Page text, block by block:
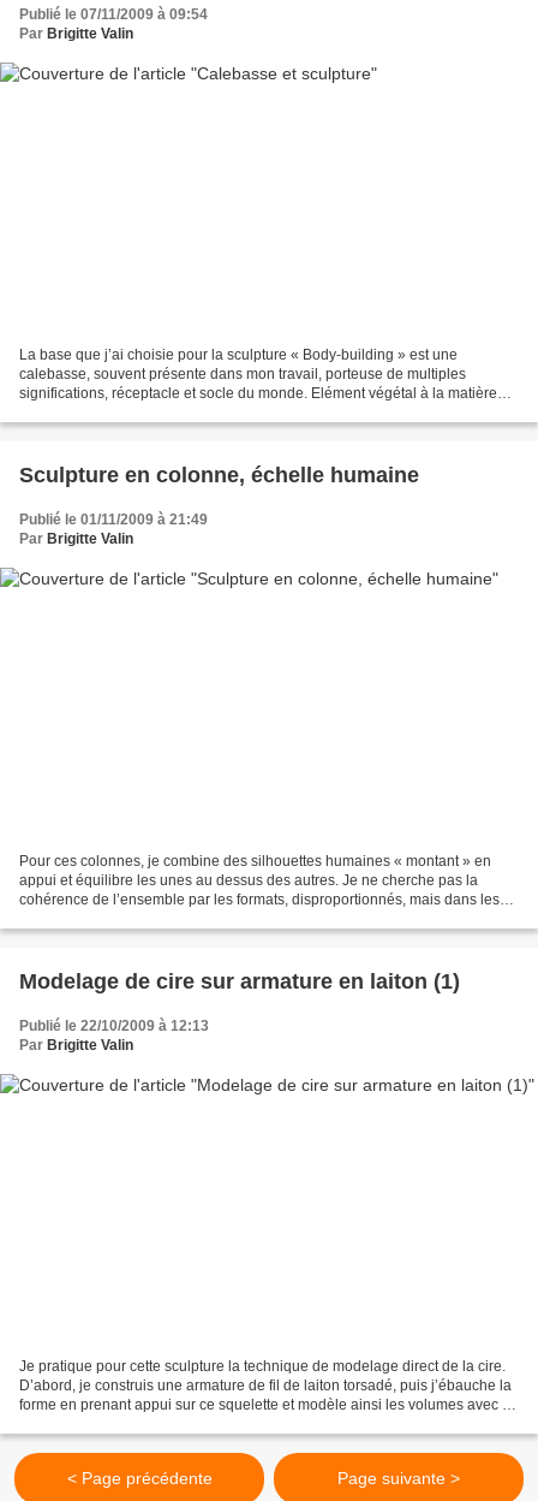
Publié le 07/11/2009 à 09:54
Par Brigitte Valin
La base que j’ai choisie pour la sculpture « Body-building » est une
calebasse, souvent présente dans mon travail, porteuse de multiples
significations, réceptacle et socle du monde. Elément végétal à la matière
Sculpture en colonne, échelle humaine
Publié le 01/11/2009 à 21:49
Par Brigitte Valin
Pour ces colonnes, je combine des silhouettes humaines « montant » en
appui et équilibre les unes au dessus des autres. Je ne cherche pas la
cohérence de l’ensemble par les formats, disproportionnés, mais dans les
Modelage de cire sur armature en laiton (1)
Publié le 22/10/2009 à 12:13
Par Brigitte Valin
Je pratique pour cette sculpture la technique de modelage direct de la cire.
D’abord, je construis une armature de fil de laiton torsadé, puis j’ébauche la
forme en prenant appui sur ce squelette et modèle ainsi les volumes avec la
< Page précédente Page suivante >